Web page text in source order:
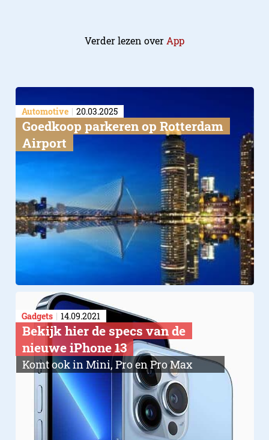
Verder lezen over App
Automotive 20.03.2025
Goedkoop parkeren op Rotterdam
Airport
Gadgets 14.09.2021
Bekijk hier de specs van de
nieuwe iPhone 13
Komt ook in Mini, Pro en Pro Max